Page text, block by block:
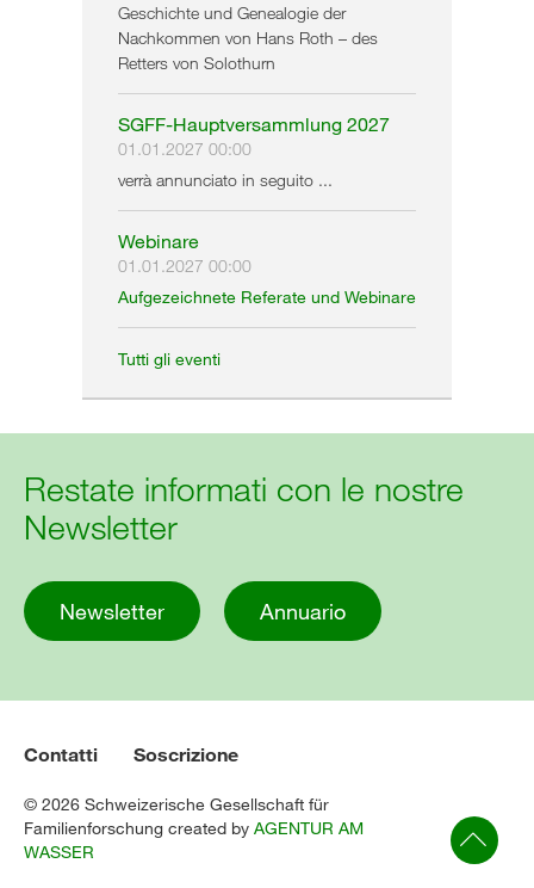
Geschichte und Genealogie der
Nachkommen von Hans Roth – des
Retters von Solothurn
SGFF-Hauptversammlung 2027
01.01.2027 00:00
verrà annunciato in seguito ...
Webinare
01.01.2027 00:00
Aufgezeichnete Referate und Webinare
Tutti gli eventi
Restate informati con le nostre
Newsletter
Newsletter Annuario
Contatti Soscrizione
© 2026 Schweizerische Gesellschaft für
Familienforschung created by AGENTUR AM
WASSER